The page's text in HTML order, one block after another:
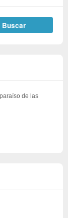
de las